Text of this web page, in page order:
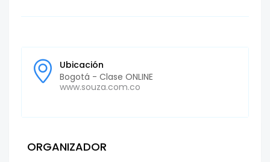
Ubicación
Bogotá - Clase ONLINE
www.souza.com.co
ORGANIZADOR